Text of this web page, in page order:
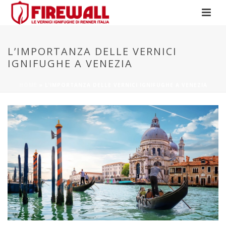
L’IMPORTANZA DELLE VERNICI
IGNIFUGHE A VENEZIA